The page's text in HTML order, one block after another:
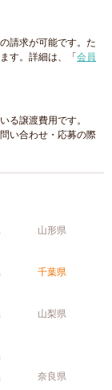
請求が可能です。た
す。詳細は、「 会員
る譲渡費用です。
い合わせ・応募の際
山形県
千葉県
山梨県
奈良県